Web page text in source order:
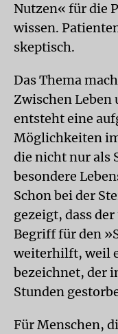
Nutzen« für die
wissen.
skeptisch.
Das Thema
Zwischen
entsteht eine
Möglichkeiten
die nicht nur als
besondere
Schon bei der
gezeigt, dass
Begriff für den
weiterhilft, weil
bezeichnet, der
Stunden
Für Menschen,